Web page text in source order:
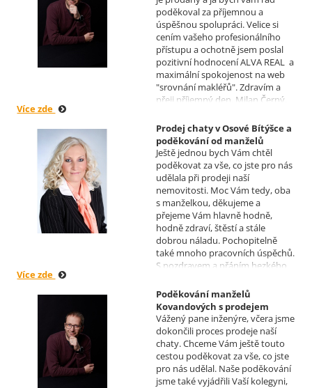
Vašíček
poděkoval za příjemnou a
úspěšnou spolupráci. Velice si
cením vašeho profesionálního
přístupu a ochotně jsem poslal
pozitivní hodnocení ALVA REAL a
maximální spokojenost na web
"srovnání makléřů". Zdravím a
přeji příjemný den, Milan Černý,
Více zde
Prodej chaty v Osové Bítýšce a
poděkování od manželů
Kovandových
Realizoval makléř: Sylva
Čadová
Ještě jednou bych Vám chtěl
poděkovat za vše, co jste pro nás
udělala při prodeji naší
nemovitosti. Moc Vám tedy, oba
s manželkou, děkujeme a
přejeme Vám hlavně hodně,
hodně zdraví, štěstí a stále
dobrou náladu. Pochopitelně
také mnoho pracovních úspěchů.
S pozdravem a přáním hezkého
Více zde
Poděkování manželů
Kovandových s prodejem
chaty v Osové Bítýšce
Realizoval makléř: David
Vašíček
Vážený pane inženýre, včera jsme
dokončili proces prodeje naší
chaty. Chceme Vám ještě touto
cestou poděkovat za vše, co jste
pro nás udělal. Naše poděkování
jsme také vyjádřili Vaší kolegyni,